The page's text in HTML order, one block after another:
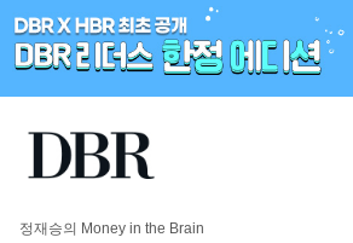
정재승의 Money in the Brain